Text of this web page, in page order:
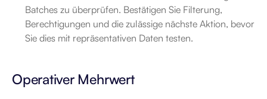
Batches zu überprüfen. Bestätigen Sie Filterung,
Berechtigungen und die zulässige nächste Aktion, bevor
Sie dies mit repräsentativen Daten testen.
Operativer Mehrwert